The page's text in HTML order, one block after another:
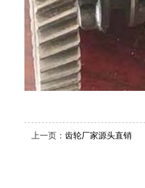
上一页： 齿轮厂家源头直销